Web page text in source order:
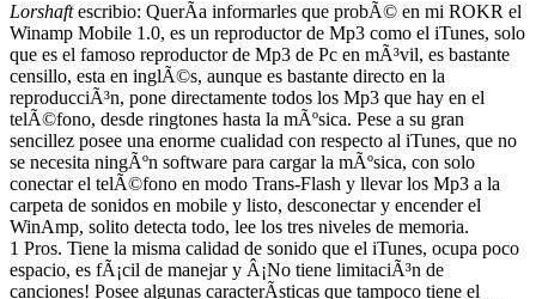
Lorshaftescribio: QuerÃ­a informarles que probÃ© en mi ROKR el
Winamp Mobile 1.0, es un reproductor de Mp3 como el iTunes, solo
que es el famoso reproductor de Mp3 de Pc en mÃ³vil, es bastante
censillo, esta en inglÃ©s, aunque es bastante directo en la
reproducciÃ³n, pone directamente todos los Mp3 que hay en el
telÃ©fono, desde ringtones hasta la mÃºsica. Pese a su gran
sencillez posee una enorme cualidad con respecto al iTunes, que no
se necesita ningÃºn software para cargar la mÃºsica, con solo
conectar el telÃ©fono en modo Trans-Flash y llevar los Mp3 a la
carpeta de sonidos en mobile y listo, desconectar y encender el
WinAmp, solito detecta todo, lee los tres niveles de memoria.
1 Pros. Tiene la misma calidad de sonido que el iTunes, ocupa poco
espacio, es fÃ¡cil de manejar y Â¡No tiene limitaciÃ³n de
canciones! Posee algunas caracterÃ­sticas que tampoco tiene el